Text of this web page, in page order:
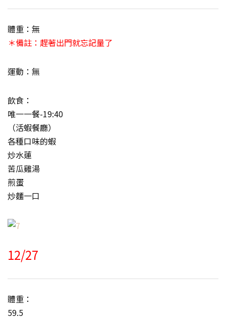
體重：無
＊備註：趕著出門就忘記量了
運動：無
飲食：
唯一一餐-19:40
（活蝦餐廳）
各種口味的蝦
炒水蓮
苦瓜雞湯
煎蛋
炒麵一口
12/27
體重：
59.5